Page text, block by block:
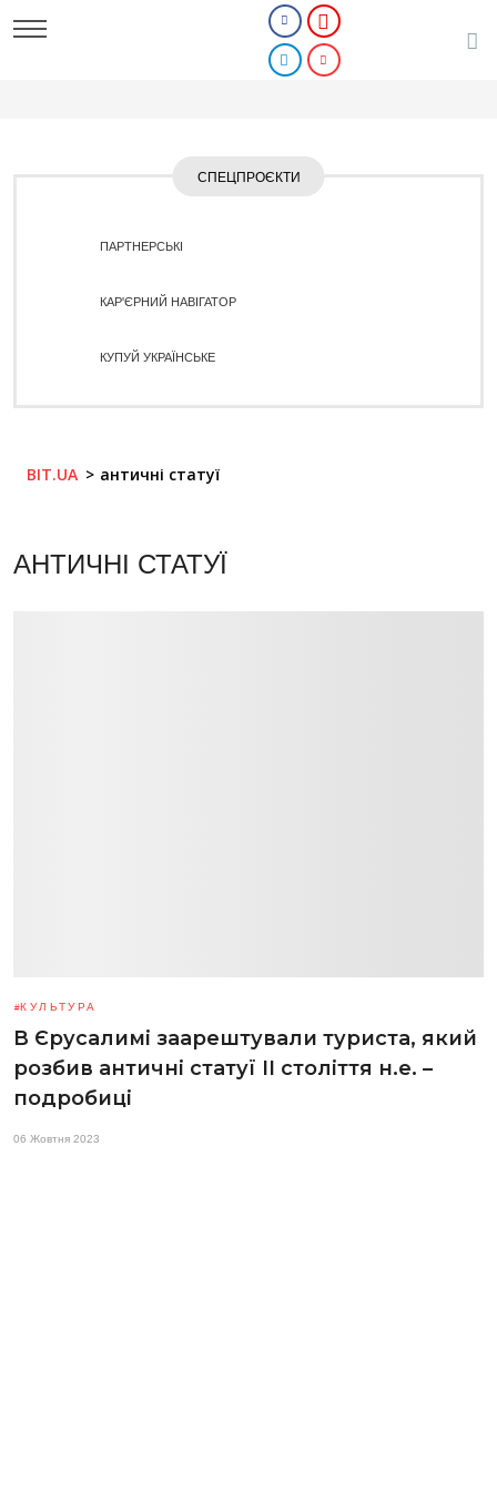
СПЕЦПРОЄКТИ
ПАРТНЕРСЬКІ
КАР'ЄРНИЙ НАВІГАТОР
КУПУЙ УКРАЇНСЬКЕ
BIT.UA античні статуї
АНТИЧНІ СТАТУЇ
КУЛЬТУРА
В Єрусалимі заарештували туриста, який
розбив античні статуї II століття н.е. –
подробиці
06 Жовтня 2023